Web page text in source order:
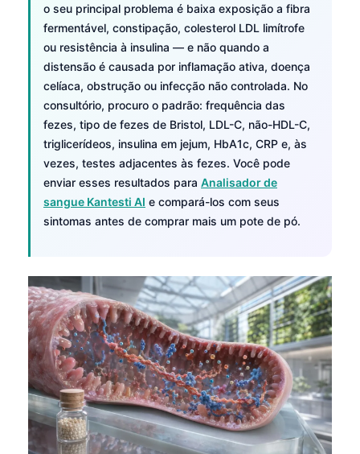
o seu principal problema é baixa exposição a fibra
fermentável, constipação, colesterol LDL limítrofe
ou resistência à insulina — e não quando a
distensão é causada por inflamação ativa, doença
celíaca, obstrução ou infecção não controlada. No
consultório, procuro o padrão: frequência das
fezes, tipo de fezes de Bristol, LDL-C, não-HDL-C,
triglicerídeos, insulina em jejum, HbA1c, CRP e, às
vezes, testes adjacentes às fezes. Você pode
enviar esses resultados para Analisador de
sangue Kantesti AI e compará-los com seus
sintomas antes de comprar mais um pote de pó.